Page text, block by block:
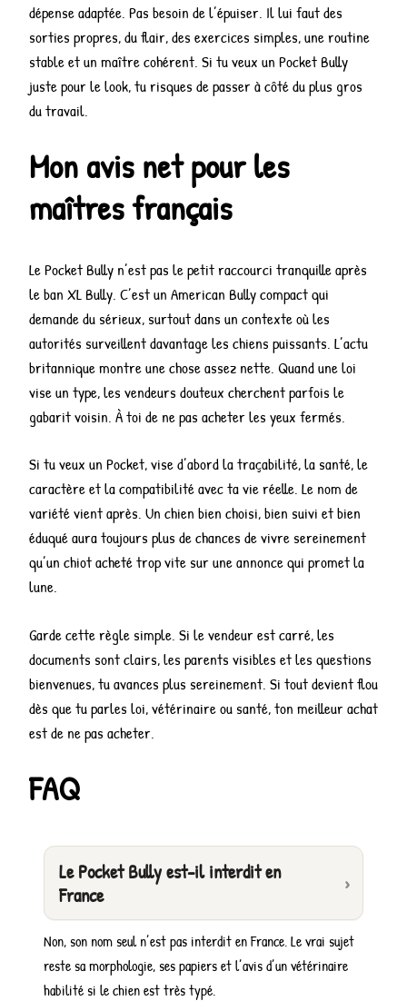
dépense adaptée. Pas besoin de l’épuiser. Il lui faut des
sorties propres, du flair, des exercices simples, une routine
stable et un maître cohérent. Si tu veux un Pocket Bully
juste pour le look, tu risques de passer à côté du plus gros
du travail.
Mon avis net pour les
maîtres français
Le Pocket Bully n’est pas le petit raccourci tranquille après
le ban XL Bully. C’est un American Bully compact qui
demande du sérieux, surtout dans un contexte où les
autorités surveillent davantage les chiens puissants. L’actu
britannique montre une chose assez nette. Quand une loi
vise un type, les vendeurs douteux cherchent parfois le
gabarit voisin. À toi de ne pas acheter les yeux fermés.
Si tu veux un Pocket, vise d’abord la traçabilité, la santé, le
caractère et la compatibilité avec ta vie réelle. Le nom de
variété vient après. Un chien bien choisi, bien suivi et bien
éduqué aura toujours plus de chances de vivre sereinement
qu’un chiot acheté trop vite sur une annonce qui promet la
lune.
Garde cette règle simple. Si le vendeur est carré, les
documents sont clairs, les parents visibles et les questions
bienvenues, tu avances plus sereinement. Si tout devient flou
dès que tu parles loi, vétérinaire ou santé, ton meilleur achat
est de ne pas acheter.
FAQ
Le Pocket Bully est-il interdit en
France
Non, son nom seul n’est pas interdit en France. Le vrai sujet
reste sa morphologie, ses papiers et l’avis d’un vétérinaire
habilité si le chien est très typé.